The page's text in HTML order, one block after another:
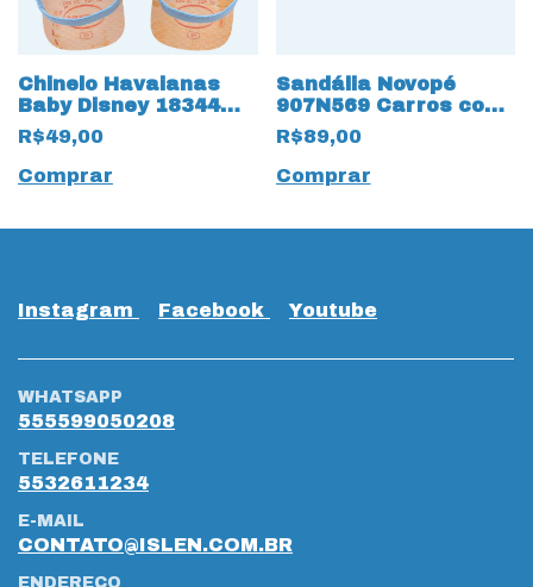
Chinelo Havaianas
Baby Disney 18344
Classics
R$49,00
Comprar
Sandália Novopé
907N569 Carros com
13057 LED
R$89,00
Comprar
Instagram Facebook Youtube
WHATSAPP
555599050208
TELEFONE
5532611234
E-MAIL
CONTATO@ISLEN.COM.BR
ENDEREÇO